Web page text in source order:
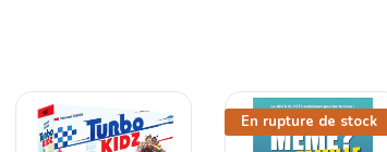
En rupture de stock